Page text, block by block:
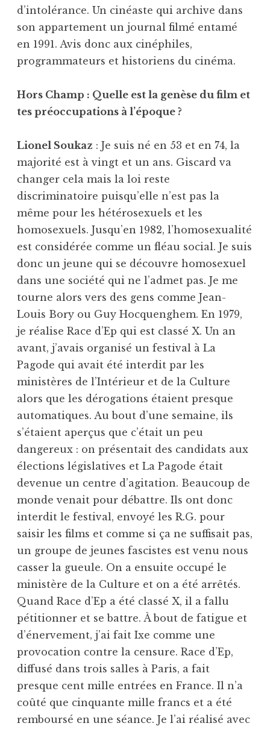
d’intolérance. Un cinéaste qui archive dans
son appartement un journal filmé entamé
en 1991. Avis donc aux cinéphiles,
programmateurs et historiens du cinéma.
Hors Champ : Quelle est la genèse du film et
tes préoccupations à l’époque ?
Lionel Soukaz : Je suis né en 53 et en 74, la
majorité est à vingt et un ans. Giscard va
changer cela mais la loi reste
discriminatoire puisqu’elle n’est pas la
même pour les hétérosexuels et les
homosexuels. Jusqu’en 1982, l’homosexualité
est considérée comme un fléau social. Je suis
donc un jeune qui se découvre homosexuel
dans une société qui ne l’admet pas. Je me
tourne alors vers des gens comme Jean-
Louis Bory ou Guy Hocquenghem. En 1979,
je réalise Race d’Ep qui est classé X. Un an
avant, j’avais organisé un festival à La
Pagode qui avait été interdit par les
ministères de l’Intérieur et de la Culture
alors que les dérogations étaient presque
automatiques. Au bout d’une semaine, ils
s’étaient aperçus que c’était un peu
dangereux : on présentait des candidats aux
élections législatives et La Pagode était
devenue un centre d’agitation. Beaucoup de
monde venait pour débattre. Ils ont donc
interdit le festival, envoyé les R.G. pour
saisir les films et comme si ça ne suffisait pas,
un groupe de jeunes fascistes est venu nous
casser la gueule. On a ensuite occupé le
ministère de la Culture et on a été arrêtés.
Quand Race d’Ep a été classé X, il a fallu
pétitionner et se battre. À bout de fatigue et
d’énervement, j’ai fait Ixe comme une
provocation contre la censure. Race d’Ep,
diffusé dans trois salles à Paris, a fait
presque cent mille entrées en France. Il n’a
coûté que cinquante mille francs et a été
remboursé en une séance. Je l’ai réalisé avec